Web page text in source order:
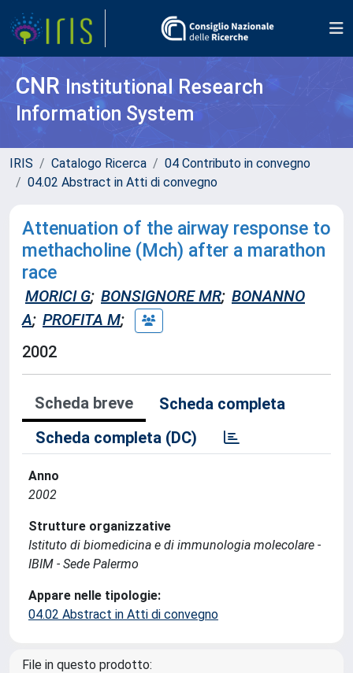
CNR Institutional Research
Information System
IRIS Catalogo Ricerca
04 Contributo in convegno
04.02 Abstract in Atti di convegno
Attenuation of the airway response to
methacholine (Mch) after a marathon
race
MORICI G; BONSIGNORE MR; BONANNO
A; PROFITA M;
2002
Scheda breve
Scheda completa
Scheda completa (DC)
Anno
2002
Strutture organizzative
Istituto di biomedicina e di immunologia molecolare -
IBIM - Sede Palermo
Appare nelle tipologie:
04.02 Abstract in Atti di convegno
File in questo prodotto: